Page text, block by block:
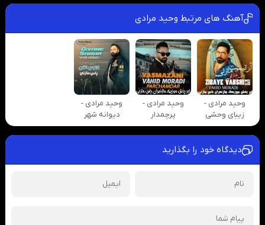
آهنگ های مرتبط وحید مرادی
وحید مرادی -
زیبای وحشی
وحید مرادی -
پرچمدار
وحید مرادی -
دیوانه شهر
دیدگاه خود را بگذارید